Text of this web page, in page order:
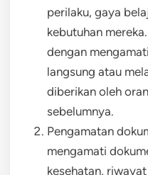
perilaku, gaya
kebutuhan
dengan
langsung atau
diberikan oleh
sebelumnya.
Pengamatan
mengamati
kesehatan,